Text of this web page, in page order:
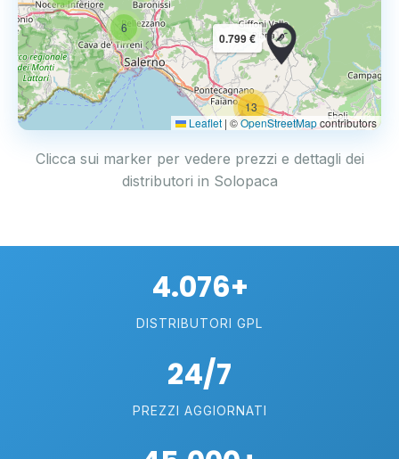
6
13
0.799 €
Leaflet | ©OpenStreetMapcontributors
Clicca sui marker per vedere prezzi e dettagli dei
distributori in Solopaca
4.076+
DISTRIBUTORI GPL
24/7
PREZZI AGGIORNATI